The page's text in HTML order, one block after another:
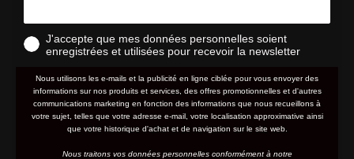
J'accepte que mes données personnelles soient
enregistrées et utilisées pour recevoir la newsletter
Nous utilisons les e-mails et la publicité en ligne ciblée pour vous envoyer des
informations sur nos produits et services, des offres promotionnelles et d'autres
communications marketing en fonction des informations que nous recueillons à
votre sujet, telles que votre adresse e-mail, votre localisation approximative ainsi
que votre historique d'achat et de navigation sur le site web.
Nous traitons vos données personnelles conformément à notre